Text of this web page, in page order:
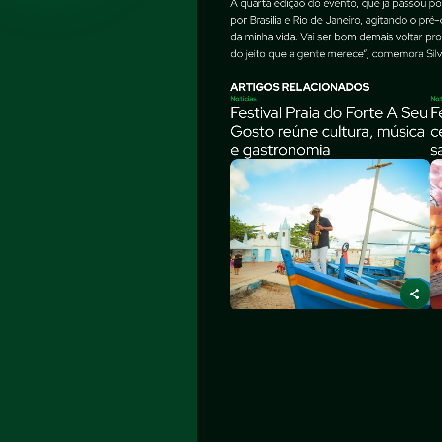
A quarta edição do evento, que já passou
por Brasília e Rio de Janeiro, agitando o
da minha vida. Vai ser bom demais voltar
do jeito que a gente merece”, comemora
ARTIGOS RELACIONADOS
Notícias
Festival Praia do Forte A Seu
Gosto reúne cultura, música
e gastronomia